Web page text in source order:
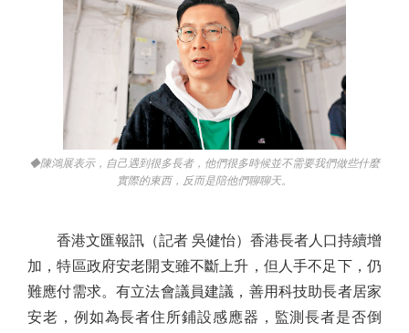
◆陳鴻展表示，自己遇到很多長者，他們很多時候並不需要我們做些什麼
實際的東西，反而是陪他們聊聊天。
香港文匯報訊（記者 吳健怡）香港長者人口持續增
加，特區政府安老開支雖不斷上升，但人手不足下，仍
難應付需求。有立法會議員建議，善用科技助長者居家
安老，例如為長者住所鋪設感應器，監測長者是否倒